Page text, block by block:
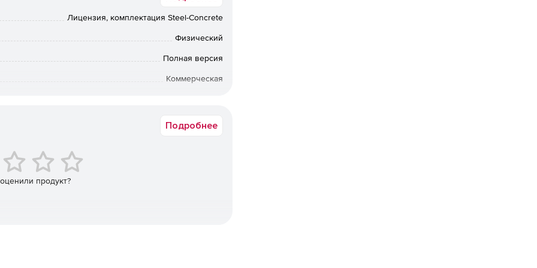
типов при различных видах нагружения и
подбора поперечных сечений (проверка несущей
получать схемы распиловки на все элементы
Лицензия, комплектация Steel-Concrete
Физический
Полная версия
Коммерческая
предыдущих коробочных версий обращайтесь к
менеджерам Softline.
Подробнее
продукт?